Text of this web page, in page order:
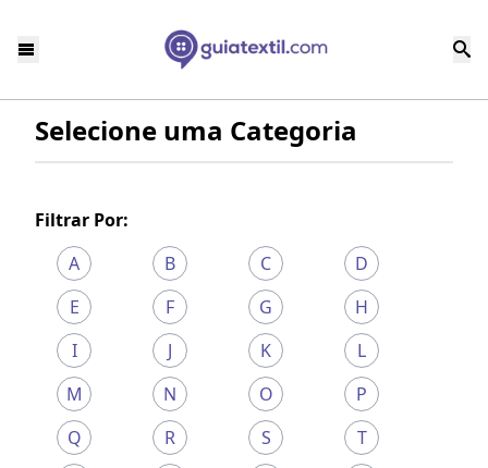
Selecione uma Categoria
Filtrar Por:
A
B C
D
E
F G
H
I
J K
L
M
N O
P
Q
R S
T